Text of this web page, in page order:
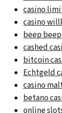
casino
casino
beep
cashed
bitcoin
Echtgeld
casino
betano